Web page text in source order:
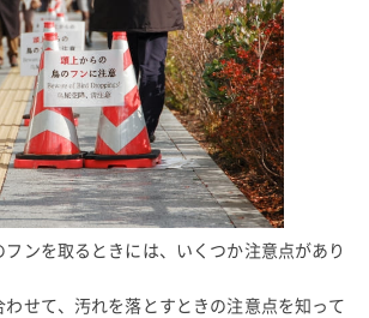
ンを取るときには、いくつか注意点があり
わせて、汚れを落とすときの注意点を知って